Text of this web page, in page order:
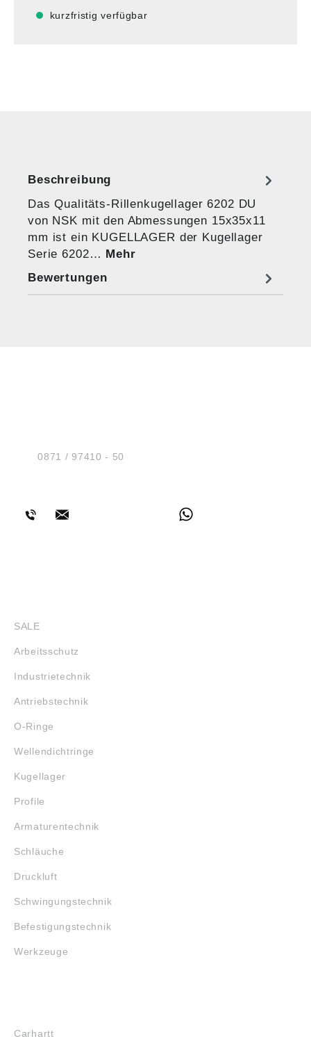
kurzfristig verfügbar
Beschreibung
Das Qualitäts-Rillenkugellager 6202 DU
von NSK mit den Abmessungen 15x35x11
mm ist ein KUGELLAGER der Kugellager
Serie 6202… Mehr
Bewertungen
Tel.:0871 / 97410 - 50
SALE
Arbeitsschutz
Industrietechnik
Antriebstechnik
O-Ringe
Wellendichtringe
Kugellager
Profile
Armaturentechnik
Schläuche
Druckluft
Schwingungstechnik
Befestigungstechnik
Werkzeuge
Carhartt